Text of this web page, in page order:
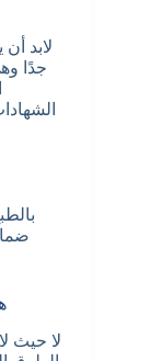
لابد
جدًا
لا حيث